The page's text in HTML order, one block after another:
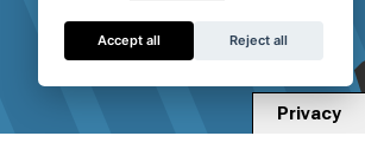
Privacy
Accept all Reject all